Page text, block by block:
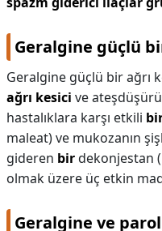
Geralgine güçlü
Geralgine güçlü bir ağrı
ağrı kesici ve
hastalıklara karşı etkili
maleat) ve mukozanın
gideren birdekonjestan
olmak üzere üç etkin
Geralgine ve parol